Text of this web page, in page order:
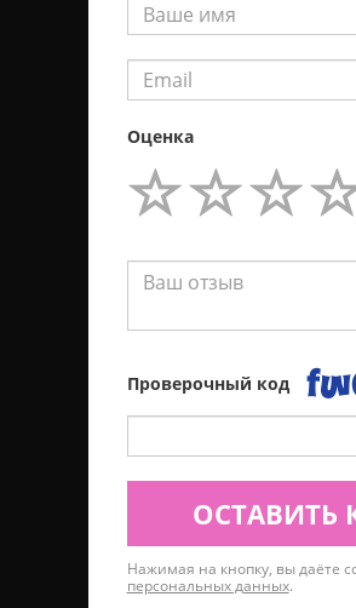
Оценка
Проверочный код
ОСТАВИТЬ
Нажимая на кнопку, вы даёте
персональных данных.